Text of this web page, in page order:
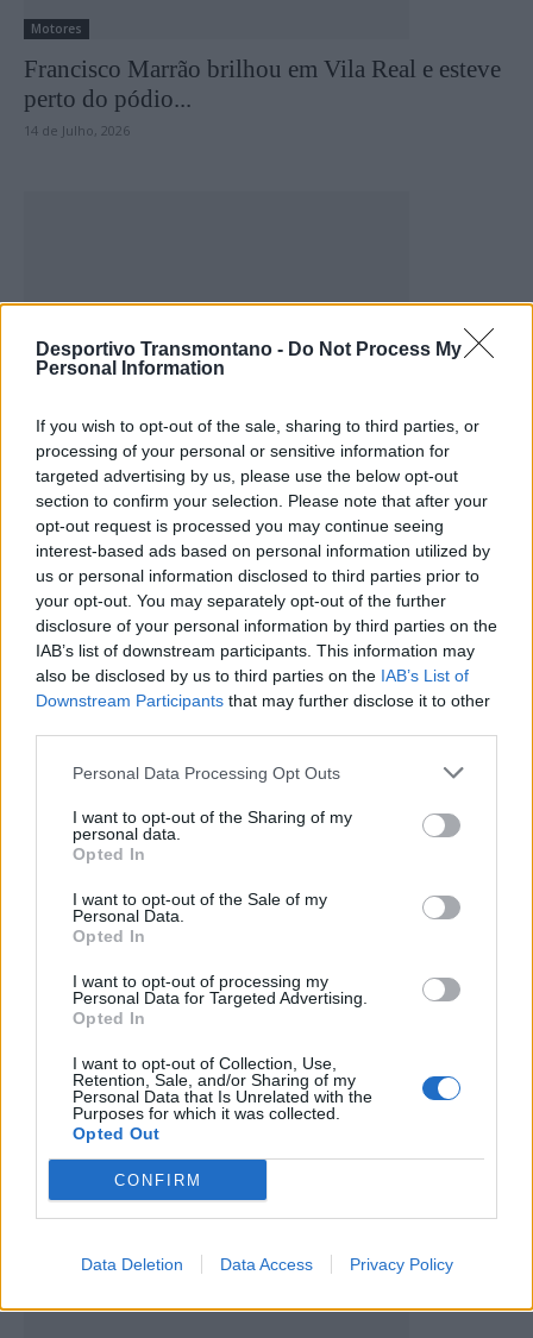
Desportivo Transmontano - Do Not Process My
Personal Information
If you wish to opt-out of the sale, sharing to third parties, or
processing of your personal or sensitive information for
targeted advertising by us, please use the below opt-out
section to confirm your selection. Please note that after your
opt-out request is processed you may continue seeing
interest-based ads based on personal information utilized by
us or personal information disclosed to third parties prior to
your opt-out. You may separately opt-out of the further
disclosure of your personal information by third parties on the
IAB’s list of downstream participants. This information may
also be disclosed by us to third parties on the IAB’s List of
Downstream Participants that may further disclose it to other
Personal Data Processing Opt Outs
I want to opt-out of the Sharing of my
personal data.
Opted In
I want to opt-out of the Sale of my
Personal Data.
Opted In
I want to opt-out of processing my
Personal Data for Targeted Advertising.
Opted In
I want to opt-out of Collection, Use,
Retention, Sale, and/or Sharing of my
Personal Data that Is Unrelated with the
Purposes for which it was collected.
Opted Out
CONFIRM
Data Deletion Data Access Privacy Policy
Motores
Francisco Marrão brilhou em Vila Real e esteve
perto do pódio...
14 de Julho, 2026
Motores
ANPAC no 55.º Circuito...
14 de Julho, 2026
competitividade nos Supercars
10 de Julho, 2026
Motores
Supercars Endurance regressa a Vila Real com
25 carros e espetáculo...
7 de Julho, 2026